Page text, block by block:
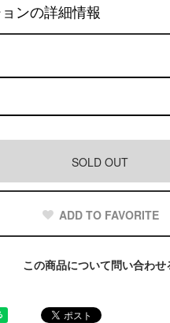
ンの詳細情報
SOLD OUT
ADD TO FAVORITE
この商品について問い合わせ